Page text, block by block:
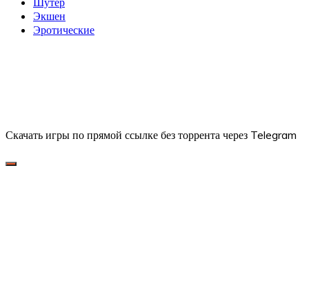
Экшен
Эротические
Скачать игры по прямой ссылке без торрента через Telegram